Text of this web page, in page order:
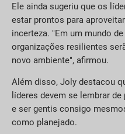
Ele ainda sugeriu que os
estar prontos para
incerteza. "Em um mundo
organizações resilientes
novo ambiente", afirmou.
Além disso, Joly destacou
líderes devem se lembrar
e ser gentis consigo
como planejado.